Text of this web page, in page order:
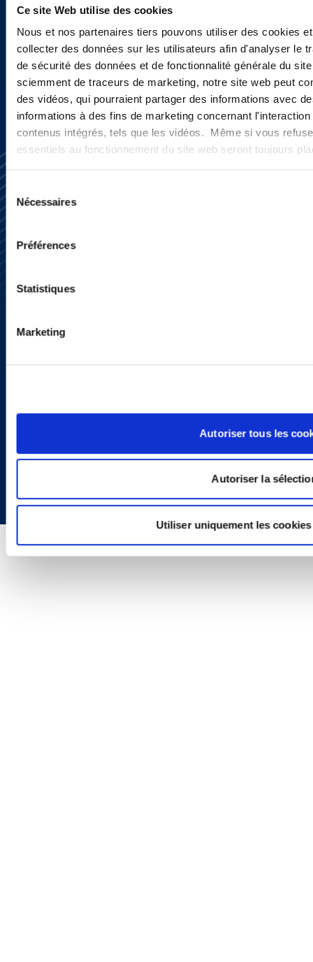
Ce site Web utilise des cookies
Nous et nos partenaires tiers pouvons utiliser des cookies
collecter des données sur les utilisateurs afin d'analyser le
de sécurité des données et de fonctionnalité générale du
sciemment de traceurs de marketing, notre site web peut
des vidéos, qui pourraient partager des informations avec
informations à des fins de marketing concernant
contenus intégrés, tels que les vidéos. Même si vous
essentiels au fonctionnement du site web seront toujours
Sélection
du Nécessaires
Préférences
Statistiques
Marketing
Autoriser tous les
Autoriser la
Utiliser uniquement les
SIGN UP NOW
Subscribe
LinkedIn
Legal Notice and Disclaimer